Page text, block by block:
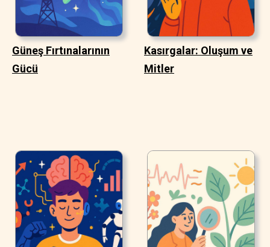
Güneş Fırtınalarının
Gücü
Kasırgalar: Oluşum ve
Mitler